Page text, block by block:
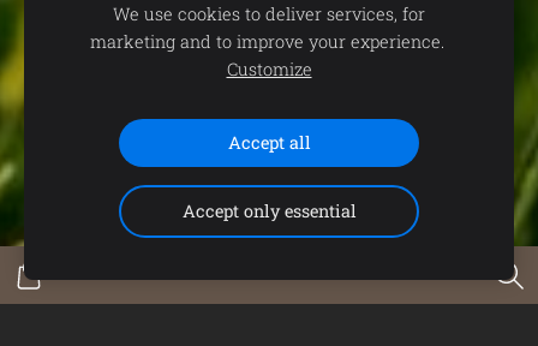
dāvanu un suvenīru veikals TEV:
Aleksandra Čaka ielā 22,
15.00 | Svētdienās un svētku dienās - SLĒGTS 📞Saziņai:
29102646 (+WhatsApp)
We use cookies to deliver services, for
marketing and to improve your experience.
Customize
Accept all
Accept only essential